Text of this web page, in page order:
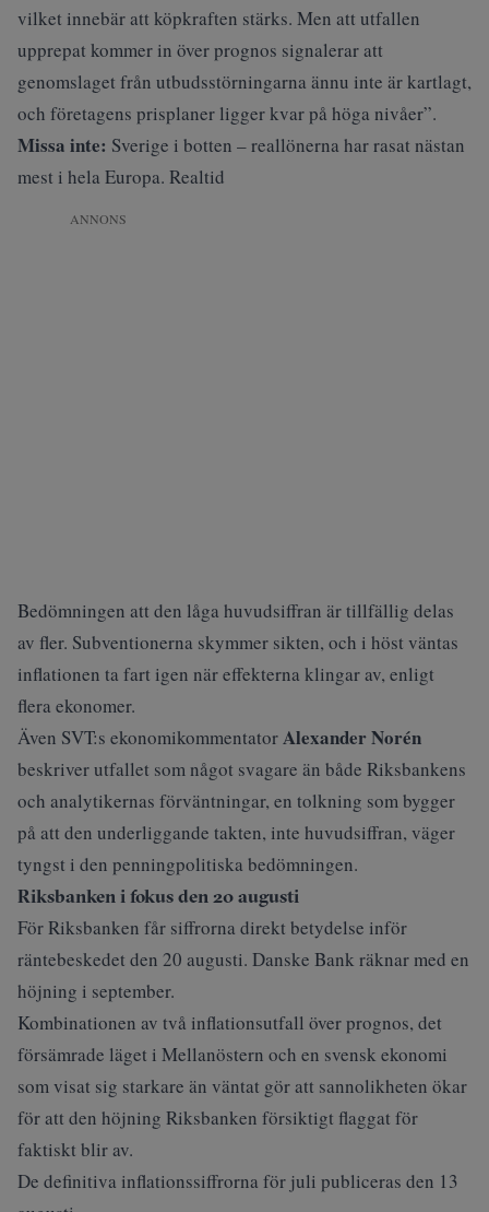
vilket innebär att köpkraften stärks. Men att utfallen
upprepat kommer in över prognos signalerar att
genomslaget från utbudsstörningarna ännu inte är kartlagt,
och företagens prisplaner ligger kvar på höga nivåer”.
Missa inte: Sverige i botten – reallönerna har rasat nästan
mest i hela Europa. Realtid
ANNONS
Bedömningen att den låga huvudsiffran är tillfällig delas
av fler. Subventionerna skymmer sikten, och i höst väntas
inflationen ta fart igen när effekterna klingar av, enligt
flera ekonomer.
Även SVT:s ekonomikommentatorAlexander Norén
beskriverutfallet som något svagare än både Riksbankens
och analytikernas förväntningar, en tolkning som bygger
på att den underliggande takten, inte huvudsiffran, väger
tyngst i den penningpolitiska bedömningen.
Riksbanken i fokus den 20 augusti
För Riksbanken får siffrorna direkt betydelse inför
räntebeskedet den 20 augusti. Danske Bank räknar med en
höjning i september.
Kombinationen av två inflationsutfall över prognos, det
försämrade läget i Mellanöstern och en svensk ekonomi
som visat sig starkare än väntat gör att sannolikheten ökar
för att den höjning Riksbanken försiktigt flaggat för
faktiskt blir av.
De definitiva inflationssiffrorna för juli publiceras den 13